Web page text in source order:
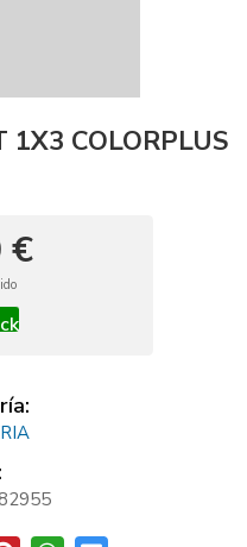
1X3 COLORPLUS
€